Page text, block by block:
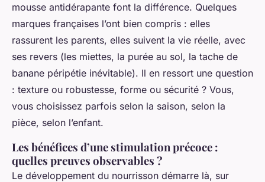
mousse antidérapante font la différence. Quelques
marques françaises l’ont bien compris : elles
rassurent les parents, elles suivent la vie réelle, avec
ses revers (les miettes, la purée au sol, la tache de
banane péripétie inévitable). Il en ressort une question
: texture ou robustesse, forme ou sécurité ? Vous,
vous choisissez parfois selon la saison, selon la
pièce, selon l’enfant.
Les bénéfices d’une stimulation précoce :
quelles preuves observables ?
Le développement du nourrisson démarre là, sur